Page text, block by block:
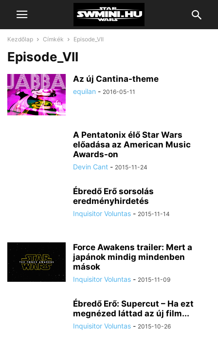
Kezdőlap Címkék Episode_VII
Episode_VII
Az új Cantina-theme
equilan - 2016-05-11
A Pentatonix élő Star Wars
előadása az American Music
Awards-on
Devin Cant - 2015-11-24
Ébredő Erő sorsolás
eredményhirdetés
Inquisitor Voluntas - 2015-11-14
Force Awakens trailer: Mert a
japánok mindig mindenben
mások
Inquisitor Voluntas - 2015-11-09
Ébredő Erő: Supercut – Ha ezt
megnézed láttad az új film...
Inquisitor Voluntas - 2015-10-26